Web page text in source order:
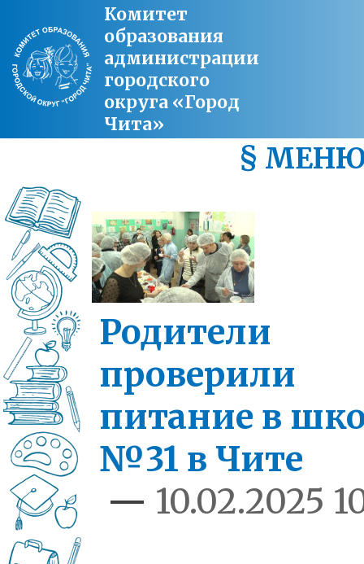
Комитет
образования
администрации
городского
округа «Город
Чита»
§
Родители
проверили
питание в
№31 в Чите
— 10.02.2025